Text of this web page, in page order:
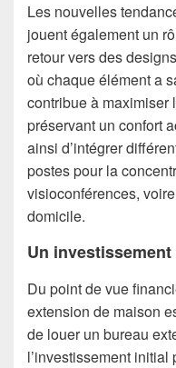
Les nouvelles
jouent également un
retour vers des
où chaque élément a
contribue à maximiser
préservant un confort
ainsi d’intégrer
postes pour la
visioconférences,
domicile.
Un
Du point de vue
extension de maison
de louer un bureau
l’investissement initial